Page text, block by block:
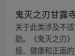
鬼灭之刃甘露
关于此类涉及不
助。《鬼灭之刃
极、健康和正面的